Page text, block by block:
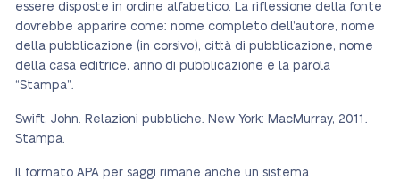
essere disposte in ordine alfabetico. La riflessione della fonte
dovrebbe apparire come: nome completo dell’autore, nome
della pubblicazione (in corsivo), città di pubblicazione, nome
della casa editrice, anno di pubblicazione e la parola
“Stampa”.
Swift, John. Relazioni pubbliche. New York: MacMurray, 2011.
Stampa.
Il formato APA per saggi rimane anche un sistema